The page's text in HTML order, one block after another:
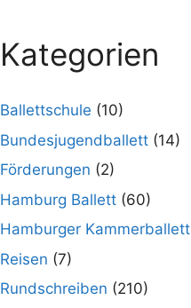
Kategorien
Ballettschule (10)
Bundesjugendballett (14)
Förderungen (2)
Hamburg Ballett (60)
Hamburger Kammerballett
Reisen (7)
Rundschreiben (210)